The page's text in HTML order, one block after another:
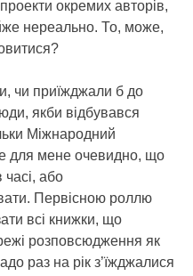
окремих авторів,
нереально. То, може,
чи приїжджали б до
якби відбувався
Міжнародний
для мене очевидно, що
часі, або
Первісною роллю
всі книжки, що
розповсюдження як
раз на рік з’їжджалися